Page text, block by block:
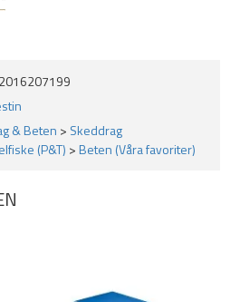
& Beten > Skeddrag
(P&T) >Beten (Våra favoriter)